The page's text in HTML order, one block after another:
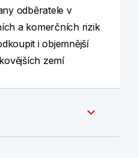
odběratele v
a komerčních rizik
i objemnější
zemí